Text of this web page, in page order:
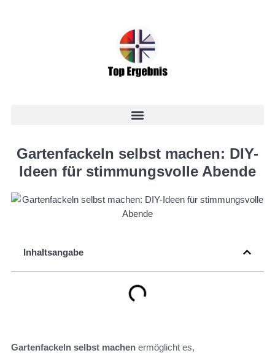
Gartenfackeln selbst machen: DIY-
Ideen für stimmungsvolle Abende
Inhaltsangabe
Gartenfackeln selbst machen ermöglicht es,